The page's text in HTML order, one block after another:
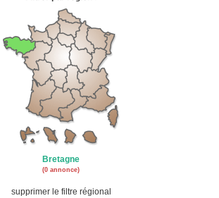
Bretagne
(0 annonce)
supprimer le filtre régional